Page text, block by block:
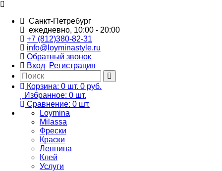
Санкт-Петребург
ежедневно, 10:00 - 20:00
+7 (812)380-82-31
info@loyminastyle.ru
Обратный звонок
Вход
Регистрация
Корзина: 0 шт. 0 руб.
Избранное: 0 шт.
Сравнение: 0 шт.
Loymina
Milassa
Фрески
Краски
Лепнина
Клей
Услуги